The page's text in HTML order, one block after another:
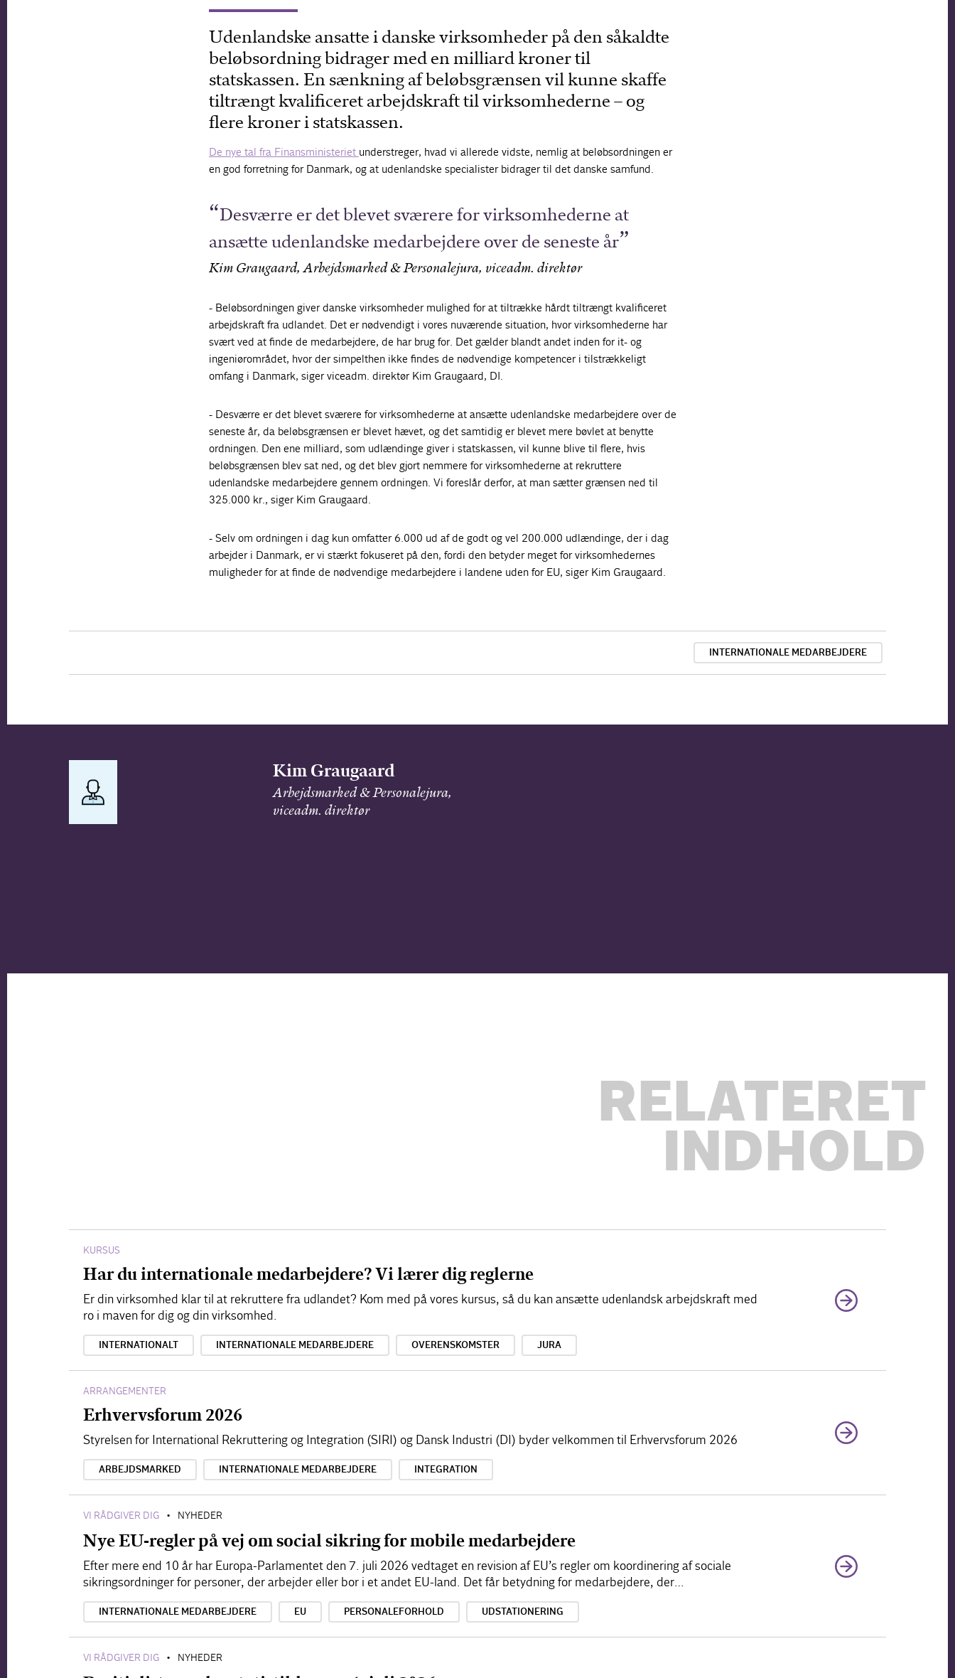
Udenlandske ansatte i danske virksomheder på den såkaldte
beløbsordning bidrager med en milliard kroner til
statskassen. En sænkning af beløbsgrænsen vil kunne skaffe
tiltrængt kvalificeret arbejdskraft til virksomhederne – og
flere kroner i statskassen.
De nye tal fra Finansministeriet understreger, hvad vi allerede vidste, nemlig at beløbsordningen er
en god forretning for Danmark, og at udenlandske specialister bidrager til det danske samfund.
Desværre er det blevet sværere for virksomhederne at
ansætte udenlandske medarbejdere over de seneste år
Kim Graugaard, Arbejdsmarked & Personalejura, viceadm. direktør
- Beløbsordningen giver danske virksomheder mulighed for at tiltrække hårdt tiltrængt kvalificeret
arbejdskraft fra udlandet. Det er nødvendigt i vores nuværende situation, hvor virksomhederne har
svært ved at finde de medarbejdere, de har brug for. Det gælder blandt andet inden for it- og
ingeniørområdet, hvor der simpelthen ikke findes de nødvendige kompetencer i tilstrækkeligt
omfang i Danmark, siger viceadm. direktør Kim Graugaard, DI.
- Desværre er det blevet sværere for virksomhederne at ansætte udenlandske medarbejdere over de
seneste år, da beløbsgrænsen er blevet hævet, og det samtidig er blevet mere bøvlet at benytte
ordningen. Den ene milliard, som udlændinge giver i statskassen, vil kunne blive til flere, hvis
beløbsgrænsen blev sat ned, og det blev gjort nemmere for virksomhederne at rekruttere
udenlandske medarbejdere gennem ordningen. Vi foreslår derfor, at man sætter grænsen ned til
325.000 kr., siger Kim Graugaard.
- Selv om ordningen i dag kun omfatter 6.000 ud af de godt og vel 200.000 udlændinge, der i dag
arbejder i Danmark, er vi stærkt fokuseret på den, fordi den betyder meget for virksomhedernes
muligheder for at finde de nødvendige medarbejdere i landene uden for EU, siger Kim Graugaard.
INTERNATIONALE MEDARBEJDERE
Kim Graugaard
Arbejdsmarked & Personalejura,
viceadm. direktør
RELATERET
INDHOLD
KURSUS
Har du internationale medarbejdere? Vi lærer dig reglerne
Er din virksomhed klar til at rekruttere fra udlandet? Kom med på vores kursus, så du kan ansætte udenlandsk arbejdskraft med
ro i maven for dig og din virksomhed.
INTERNATIONALT INTERNATIONALE MEDARBEJDERE OVERENSKOMSTER JURA
ARRANGEMENTER
Erhvervsforum 2026
Styrelsen for International Rekruttering og Integration (SIRI) og Dansk Industri (DI) byder velkommen til Erhvervsforum 2026
ARBEJDSMARKED INTERNATIONALE MEDARBEJDERE INTEGRATION
VI RÅDGIVER DIG • NYHEDER
Nye EU-regler på vej om social sikring for mobile medarbejdere
Efter mere end 10 år har Europa-Parlamentet den 7. juli 2026 vedtaget en revision af EU’s regler om koordinering af sociale
sikringsordninger for personer, der arbejder eller bor i et andet EU-land. Det får betydning for medarbejdere, der…
INTERNATIONALE MEDARBEJDERE EU PERSONALEFORHOLD UDSTATIONERING
VI RÅDGIVER DIG • NYHEDER